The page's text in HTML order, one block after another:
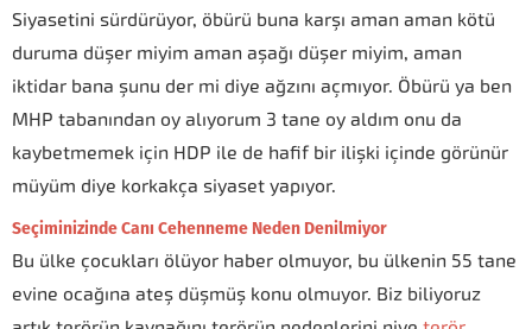
Siyasetini sürdürüyor, öbürü buna karşı aman aman kötü
duruma düşer miyim aman aşağı düşer miyim, aman
iktidar bana şunu der mi diye ağzını açmıyor. Öbürü ya ben
MHP tabanından oy alıyorum 3 tane oy aldım onu da
kaybetmemek için HDP ile de hafif bir ilişki içinde görünür
müyüm diye korkakça siyaset yapıyor.
Seçiminizinde Canı Cehenneme Neden Denilmiyor
Bu ülke çocukları ölüyor haber olmuyor, bu ülkenin 55 tane
evine ocağına ateş düşmüş konu olmuyor. Biz biliyoruz